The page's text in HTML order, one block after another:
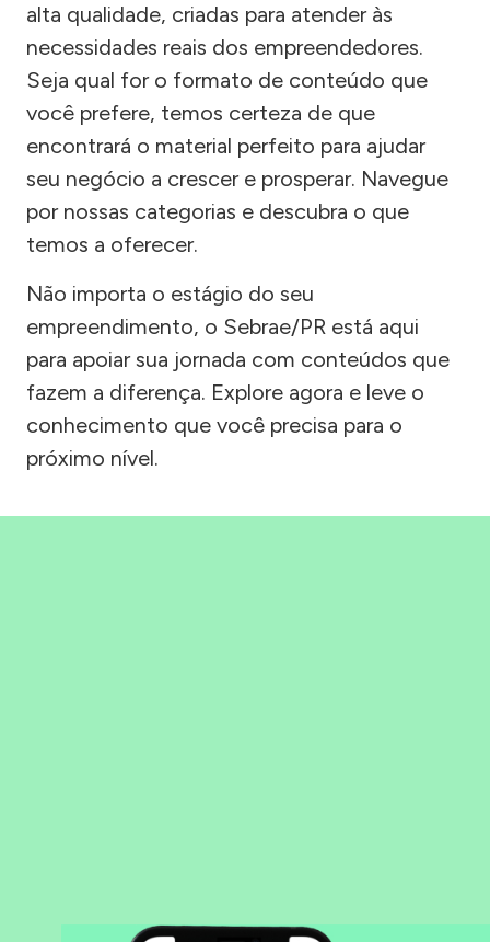
alta qualidade, criadas para atender às
necessidades reais dos empreendedores.
Seja qual for o formato de conteúdo que
você prefere, temos certeza de que
encontrará o material perfeito para ajudar
seu negócio a crescer e prosperar. Navegue
por nossas categorias e descubra o que
temos a oferecer.
Não importa o estágio do seu
empreendimento, o Sebrae/PR está aqui
para apoiar sua jornada com conteúdos que
fazem a diferença. Explore agora e leve o
conhecimento que você precisa para o
próximo nível.